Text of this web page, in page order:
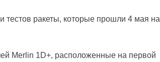
тестов ракеты, которые прошли 4 мая на
Merlin 1D+, расположенные на первой